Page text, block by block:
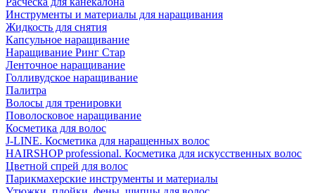
Инструменты и материалы для наращивания
Жидкость для снятия
Капсульное наращивание
Наращивание Ринг Стар
Ленточное наращивание
Голливудское наращивание
Палитра
Волосы для тренировки
Поволосковое наращивание
Косметика для волос
J-LINE. Косметика для наращенных волос
HAIRSHOP professional. Косметика для искусственных волос
Цветной спрей для волос
Парикмахерские инструменты и материалы